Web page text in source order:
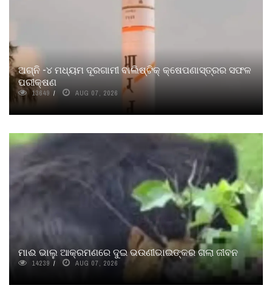
ଅଗ୍ନି -୪ ମଧ୍ୟମ ଦୂରଗାମୀ ବାଲିଷ୍ଟିକ୍‌ କ୍ଷେପଣାସ୍ତ୍ରର ସଫଳ
ପରୀକ୍ଷଣ
13649 AUG 07, 2026
ମାଈ ଭାଲୁ ଆକ୍ରମଣରେ ଦୁଇ ଭଉଣୀଭାଇଙ୍କର ଗଲା ଜୀବନ
14239 AUG 07, 2026